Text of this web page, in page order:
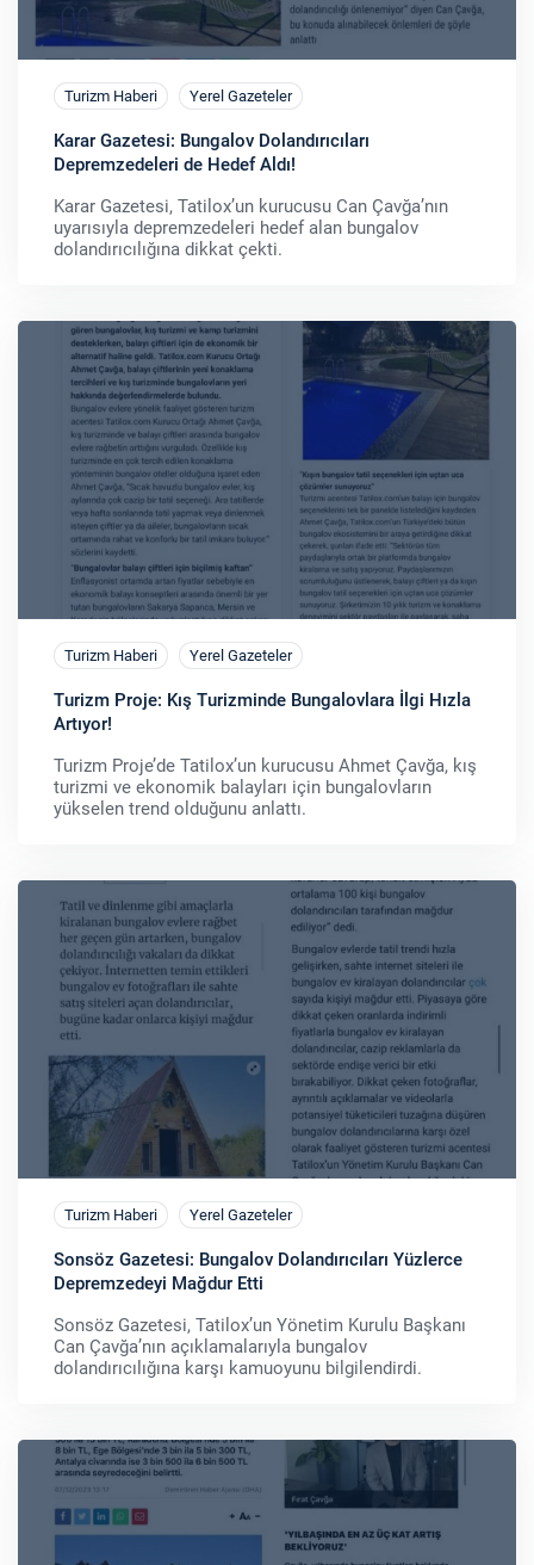
Turizm Haberi Yerel Gazeteler
Karar Gazetesi: Bungalov Dolandırıcıları
Depremzedeleri de Hedef Aldı!
Karar Gazetesi, Tatilox’un kurucusu Can Çavğa’nın
uyarısıyla depremzedeleri hedef alan bungalov
dolandırıcılığına dikkat çekti.
Turizm Haberi Yerel Gazeteler
Turizm Proje: Kış Turizminde Bungalovlara İlgi Hızla
Artıyor!
Turizm Proje’de Tatilox’un kurucusu Ahmet Çavğa, kış
turizmi ve ekonomik balayları için bungalovların
yükselen trend olduğunu anlattı.
Turizm Haberi Yerel Gazeteler
Sonsöz Gazetesi: Bungalov Dolandırıcıları Yüzlerce
Depremzedeyi Mağdur Etti
Sonsöz Gazetesi, Tatilox’un Yönetim Kurulu Başkanı
Can Çavğa’nın açıklamalarıyla bungalov
dolandırıcılığına karşı kamuoyunu bilgilendirdi.